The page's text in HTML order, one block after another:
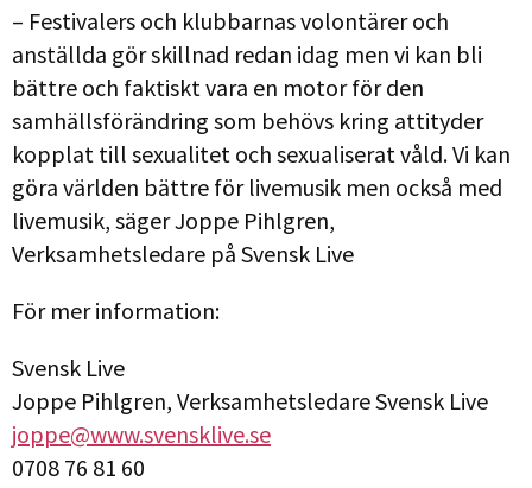
– Festivalers och klubbarnas volontärer och
anställda gör skillnad redan idag men vi kan bli
bättre och faktiskt vara en motor för den
samhällsförändring som behövs kring attityder
kopplat till sexualitet och sexualiserat våld. Vi kan
göra världen bättre för livemusik men också med
livemusik, säger Joppe Pihlgren,
Verksamhetsledare på Svensk Live
För mer information:
Svensk Live
Joppe Pihlgren, Verksamhetsledare Svensk Live
joppe@www.svensklive.se
0708 76 81 60